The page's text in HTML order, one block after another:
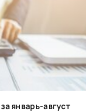
январь-август